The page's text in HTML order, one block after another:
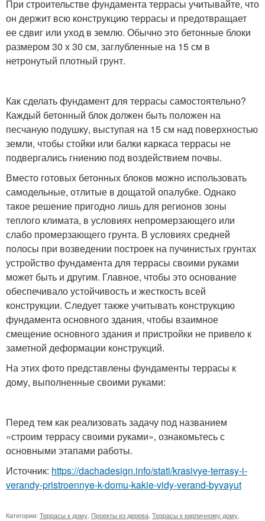
При строительстве фундамента террасы учитывайте, что
он держит всю конструкцию террасы и предотвращает
ее сдвиг или уход в землю. Обычно это бетонные блоки
размером 30 х 30 см, заглубленные на 15 см в
нетронутый плотный грунт.
Как сделать фундамент для террасы самостоятельно?
Каждый бетонный блок должен быть положен на
песчаную подушку, выступая на 15 см над поверхностью
земли, чтобы стойки или балки каркаса террасы не
подвергались гниению под воздействием почвы.
Вместо готовых бетонных блоков можно использовать
самодельные, отлитые в дощатой опалубке. Однако
такое решение пригодно лишь для регионов зоны
теплого климата, в условиях непромерзающего или
слабо промерзающего грунта. В условиях средней
полосы при возведении построек на пучинистых грунтах
устройство фундамента для террасы своими руками
может быть и другим. Главное, чтобы это основание
обеспечивало устойчивость и жесткость всей
конструкции. Следует также учитывать конструкцию
фундамента основного здания, чтобы взаимное
смещение основного здания и пристройки не привело к
заметной деформации конструкций.
На этих фото представлены фундаменты террасы к
дому, выполненные своими руками:
Перед тем как реализовать задачу под названием
«строим террасу своими руками», ознакомьтесь с
основными этапами работы.
Источник: https://dachadesign.info/stati/krasivye-terrasy-i-
verandy-pristroennye-k-domu-kakie-vidy-verand-byvayut
Категории: Террасы к дому, Проекты из дерева, Террасы к кирпичному дому,